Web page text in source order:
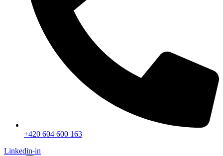
+420 604 600 163
Linkedin-in